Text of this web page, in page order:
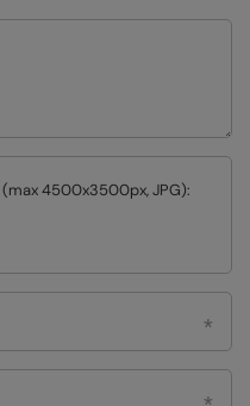
4500x3500px, JPG):